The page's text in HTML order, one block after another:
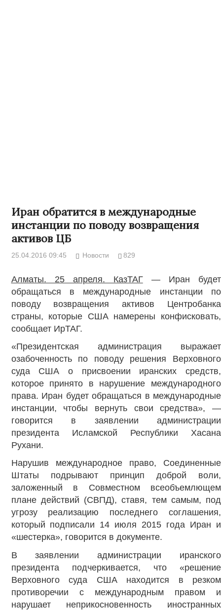
Иран обратится в международные
инстанции по поводу возвращения
активов ЦБ
25.04.2016 09:45 Новости 829
Алматы. 25 апреля. КазТАГ— Иран будет
обращаться в международные инстанции по
поводу возвращения активов Центробанка
страны, которые США намерены конфисковать,
сообщает ИрТАГ.
«Президентская администрация выражает
озабоченность по поводу решения Верховного
суда США о присвоении иранских средств,
которое принято в нарушение международного
права. Иран будет обращаться в международные
инстанции, чтобы вернуть свои средства», —
говорится в заявлении администрации
президента Исламской Республики Хасана
Рухани.
Нарушив международное право, Соединенные
Штаты подрывают принцип доброй воли,
заложенный в Совместном всеобъемлющем
плане действий (СВПД), ставя, тем самым, под
угрозу реализацию последнего соглашения,
который подписали 14 июля 2015 года Иран и
«шестерка», говорится в документе.
В заявлении администрации иранского
президента подчеркивается, что «решение
Верховного суда США находится в резком
противоречии с международным правом и
нарушает неприкосновенность иностранных